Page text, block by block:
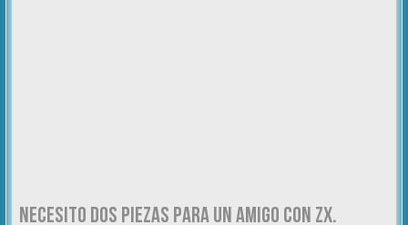
NECESITO DOS PIEZAS PARA UN AMIGO CON ZX.